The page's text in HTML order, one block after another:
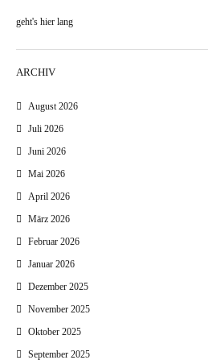
geht's hier lang
ARCHIV
August 2026
Juli 2026
Juni 2026
Mai 2026
April 2026
März 2026
Februar 2026
Januar 2026
Dezember 2025
November 2025
Oktober 2025
September 2025